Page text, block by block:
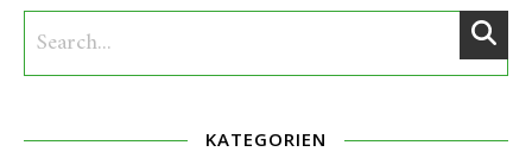
KATEGORIEN